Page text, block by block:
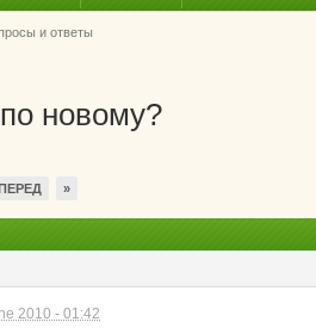
и ответы
новому?
»
2010 - 01:42